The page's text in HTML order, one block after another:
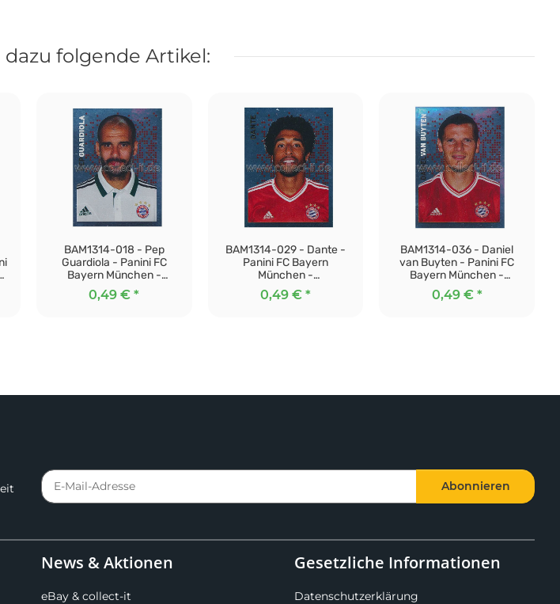
folgende Artikel:
BAM1314-018 - Pep
Guardiola - Panini FC
Bayern München -
Stickerkollektion 2013/14
0,49 €*
BAM1314-029 - Dante -
Panini FC Bayern
München -
Stickerkollektion 2013/14
0,49 € *
BAM1314-036 - Daniel
van Buyten - Panini FC
Bayern München -
Stickerkollektion 2013/14
0,49 € *
Abonnieren
News & Aktionen
eBay & collect-it
Gesetzliche Informationen
Datenschutzerklärung